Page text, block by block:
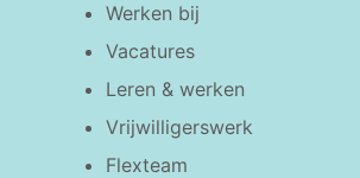
Werken bij
Vacatures
Leren & werken
Vrijwilligerswerk
Flexteam